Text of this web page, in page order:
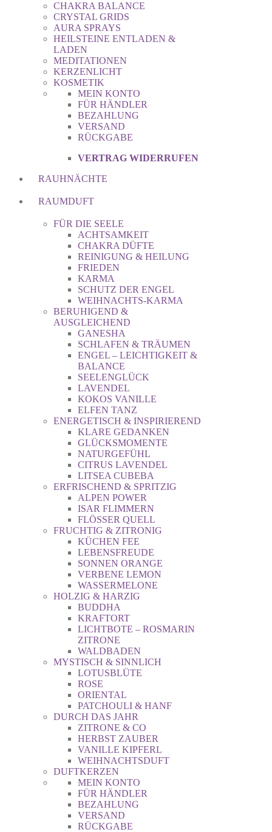
CHAKRA BALANCE
CRYSTAL GRIDS
AURA SPRAYS
HEILSTEINE ENTLADEN &
LADEN
MEDITATIONEN
KERZENLICHT
KOSMETIK
MEIN KONTO
FÜR HÄNDLER
BEZAHLUNG
VERSAND
RÜCKGABE
VERTRAG WIDERRUFEN
RAUHNÄCHTE
RAUMDUFT
FÜR DIE SEELE
ACHTSAMKEIT
CHAKRA DÜFTE
REINIGUNG & HEILUNG
FRIEDEN
KARMA
SCHUTZ DER ENGEL
WEIHNACHTS-KARMA
BERUHIGEND &
AUSGLEICHEND
GANESHA
SCHLAFEN & TRÄUMEN
ENGEL – LEICHTIGKEIT &
BALANCE
SEELENGLÜCK
LAVENDEL
KOKOS VANILLE
ELFEN TANZ
ENERGETISCH & INSPIRIEREND
KLARE GEDANKEN
GLÜCKSMOMENTE
NATURGEFÜHL
CITRUS LAVENDEL
LITSEA CUBEBA
ERFRISCHEND & SPRITZIG
ALPEN POWER
ISAR FLIMMERN
FLÖSSER QUELL
FRUCHTIG & ZITRONIG
KÜCHEN FEE
LEBENSFREUDE
SONNEN ORANGE
VERBENE LEMON
WASSERMELONE
HOLZIG & HARZIG
BUDDHA
KRAFTORT
LICHTBOTE – ROSMARIN
ZITRONE
WALDBADEN
MYSTISCH & SINNLICH
LOTUSBLÜTE
ROSE
ORIENTAL
PATCHOULI & HANF
DURCH DAS JAHR
ZITRONE & CO
HERBST ZAUBER
VANILLE KIPFERL
WEIHNACHTSDUFT
DUFTKERZEN
MEIN KONTO
FÜR HÄNDLER
BEZAHLUNG
VERSAND
RÜCKGABE